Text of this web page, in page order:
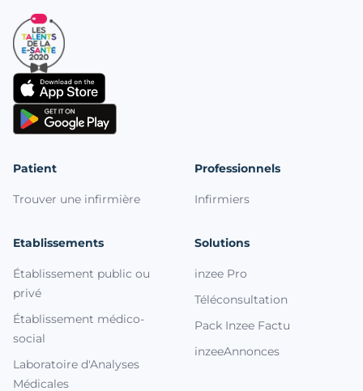
Patient
Trouver une infirmière
Professionnels
Infirmiers
Etablissements
Établissement public ou
privé
Établissement médico-
social
Laboratoire d'Analyses
Médicales
Solutions
inzee Pro
Téléconsultation
Pack Inzee Factu
inzeeAnnonces